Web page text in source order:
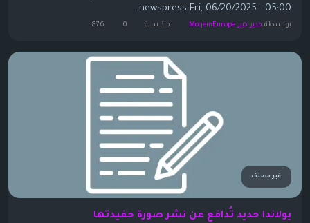
newspress Fri, 06/20/2025 - 05:00...
بواسطة مدير كبير MoqemEurope منذ سنة 0
876
غير مصنف
يولاندا حديد تُدافع عن نشر صورة حفيدتها